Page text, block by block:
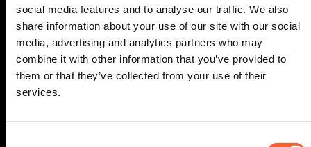
social media features and to analyse our traffic. We also
share information about your use of our site with our social
media, advertising and analytics partners who may
combine it with other information that you’ve provided to
them or that they’ve collected from your use of their
services.